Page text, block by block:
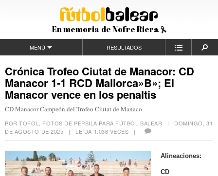
En memoria de Nofre Riera
MENÚ RESULTADOS
Crónica Trofeo Ciutat de Manacor: CD
Manacor 1-1 RCD Mallorca»B»; El
Manacor vence en los penaltis
CD Manacor Campeón del Trofeo Ciutat de Manaco
POR TOFOL, FOTOS DE PEPSILA PARA FÚTBOL BALEAR | DOMINGO, 31
DE AGOSTO DE 2025 | LEÍDA 1.036 VECES |
Alineaciones:
CD